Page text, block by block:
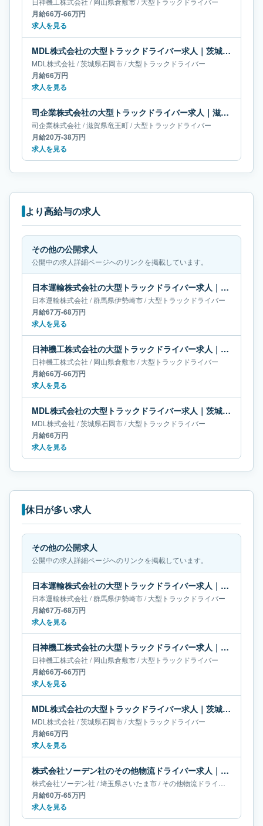
月給66万-66万円
求人を見る
MDL株式会社の大型トラックドライバー求人｜茨城県石岡市｜月給66万円
MDL株式会社 /茨城県石岡市/大型トラックドライバー
月給66万円
求人を見る
司企業株式会社の大型トラックドライバー求人｜滋賀県竜王町｜月給20万-38万円
司企業株式会社 /滋賀県竜王町/大型トラックドライバー
月給20万-38万円
求人を見る
より高給与の求人
その他の公開求人
公開中の求人詳細ページへのリンクを掲載しています。
日本運輸株式会社の大型トラックドライバー求人｜群馬県伊勢崎市｜月給67万-68万円
日本運輸株式会社 /群馬県伊勢崎市/大型トラックドライバー
月給67万-68万円
求人を見る
日神機工株式会社の大型トラックドライバー求人｜岡山県倉敷市｜月給66万-66万円
日神機工株式会社 /岡山県倉敷市/大型トラックドライバー
月給66万-66万円
求人を見る
MDL株式会社の大型トラックドライバー求人｜茨城県石岡市｜月給66万円
MDL株式会社 /茨城県石岡市/大型トラックドライバー
月給66万円
求人を見る
休日が多い求人
その他の公開求人
公開中の求人詳細ページへのリンクを掲載しています。
日本運輸株式会社の大型トラックドライバー求人｜群馬県伊勢崎市｜月給67万-68万円
日本運輸株式会社 /群馬県伊勢崎市/大型トラックドライバー
月給67万-68万円
求人を見る
日神機工株式会社の大型トラックドライバー求人｜岡山県倉敷市｜月給66万-66万円
日神機工株式会社 /岡山県倉敷市/大型トラックドライバー
月給66万-66万円
求人を見る
MDL株式会社の大型トラックドライバー求人｜茨城県石岡市｜月給66万円
MDL株式会社 /茨城県石岡市/大型トラックドライバー
月給66万円
求人を見る
株式会社ソーデン社のその他物流ドライバー求人｜埼玉県さいたま市｜月給60万-65万円
株式会社ソーデン社 /埼玉県さいたま市/その他物流ドライバー
月給60万-65万円
求人を見る